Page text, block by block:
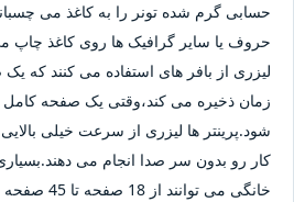
حسابی گرم شده تونر را به کاغذ می
حروف یا سایر گرافیک ها روی کاغذ چاپ
لیزری از بافر های استفاده می کنند که
زمان ذخیره می کند،وقتی یک صفحه
شود.پرینتر ها لیزری از سرعت خیلی
کار رو بدون سر صدا انجام می
خانگی می